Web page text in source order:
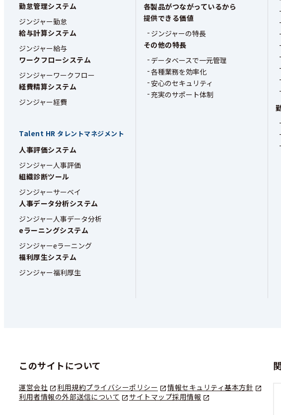
勤怠管理システム
ジンジャー勤怠
給与計算システム
ジンジャー給与
ワークフローシステム
ジンジャーワークフロー
経費精算システム
ジンジャー経費
Talent HR タレントマネジメント
人事評価システム
ジンジャー人事評価
組織診断ツール
ジンジャーサーベイ
人事データ分析システム
ジンジャー人事データ分析
eラーニングシステム
ジンジャーeラーニング
福利厚生システム
ジンジャー福利厚生
各製品がつながっているから
提供できる価値
ジンジャーの特長
その他の特長
データベースで一元管理
各種業務を効率化
安心のセキュリティ
充実のサポート体制
このサイトについて
運営会社 利用規約プライバシーポリシー
情報セキュリティ基本方針
利用者情報の外部送信について
サイトマップ採用情報